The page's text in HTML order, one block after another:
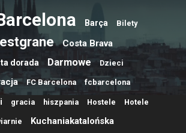
Barça Bilety
Costa Brava
dorada Darmowe Dzieci
FC Barcelona fcbarcelona
gracia hiszpania Hostele Hotele
Kuchaniakatalońska